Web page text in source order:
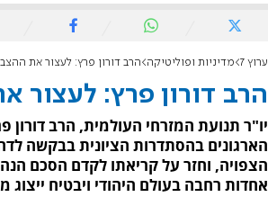
ערוץ 7 מדיניות ופוליטיקה הרב דורון פרץ: לעצור את
הרב דורון פרץ: לעצור
יו"ר תנועת המזרחי העולמית, הרב דורון
הארגונים בהסתדרות הציונית בבקשה
הצפויה, וחזר על קריאתו לקדם הסכם
אחדות רחבה בעולם היהודי ויבטיח ייצוג